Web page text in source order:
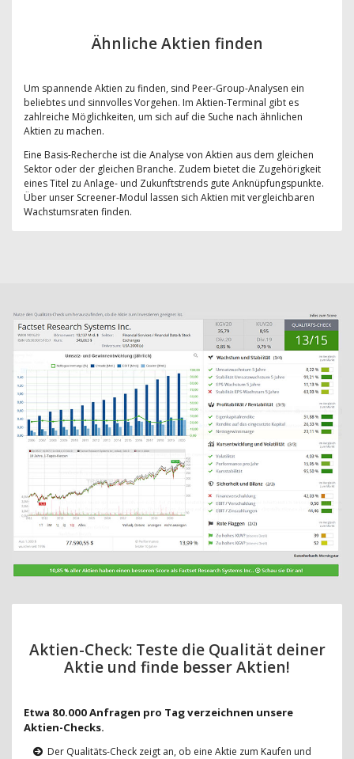
Ähnliche Aktien finden
Um spannende Aktien zu finden, sind Peer-Group-Analysen ein
beliebtes und sinnvolles Vorgehen. Im Aktien-Terminal gibt es
zahlreiche Möglichkeiten, um sich auf die Suche nach ähnlichen
Aktien zu machen.
Eine Basis-Recherche ist die Analyse von Aktien aus dem gleichen
Sektor oder der gleichen Branche. Zudem bietet die Zugehörigkeit
eines Titel zu Anlage- und Zukunftstrends gute Anknüpfungspunkte.
Über unser Screener-Modul lassen sich Aktien mit vergleichbaren
Wachstumsraten finden.
Aktien-Check: Teste die Qualität deiner
Aktie und finde besser Aktien!
Etwa 80.000 Anfragen pro Tag verzeichnen unsere
Aktien-Checks.
Der Qualitäts-Check zeigt an, ob eine Aktie zum Kaufen und